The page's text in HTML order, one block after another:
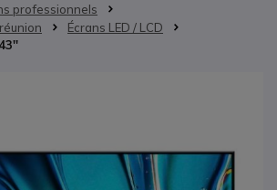
professionnels
Écrans LED / LCD